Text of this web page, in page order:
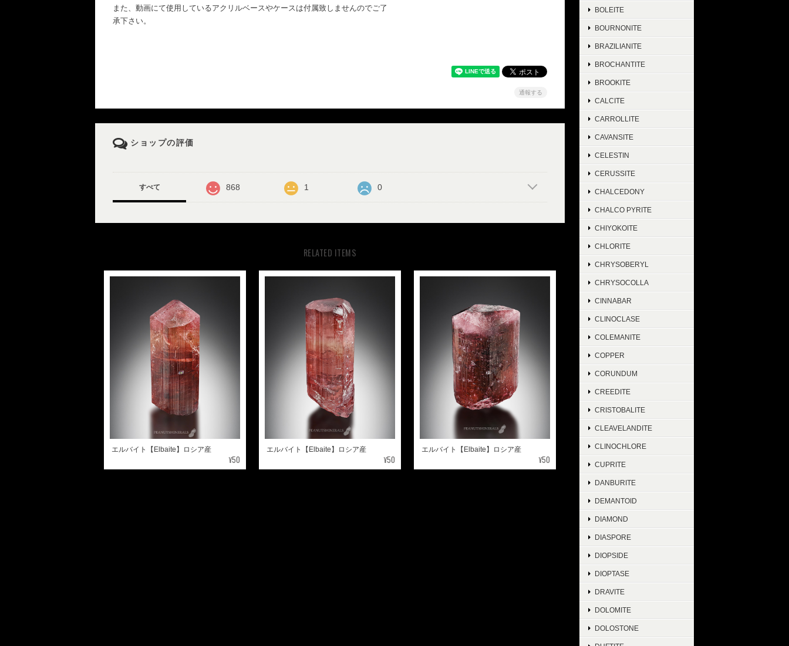
また、動画にて使用しているアクリルベースやケースは付属致しませんのでご了
承下さい。
通報する
ショップの評価
すべて 868 1 0
RELATED ITEMS
エルバイト【Elbaite】ロシア産
¥50
エルバイト【Elbaite】ロシア産
¥50
エルバイト【Elbaite】ロシア産
¥50
BOLEITE
BOURNONITE
BRAZILIANITE
BROCHANTITE
BROOKITE
CALCITE
CARROLLITE
CAVANSITE
CELESTIN
CERUSSITE
CHALCEDONY
CHALCO PYRITE
CHIYOKOITE
CHLORITE
CHRYSOBERYL
CHRYSOCOLLA
CINNABAR
CLINOCLASE
COLEMANITE
COPPER
CORUNDUM
CREEDITE
CRISTOBALITE
CLEAVELANDITE
CLINOCHLORE
CUPRITE
DANBURITE
DEMANTOID
DIAMOND
DIASPORE
DIOPSIDE
DIOPTASE
DRAVITE
DOLOMITE
DOLOSTONE